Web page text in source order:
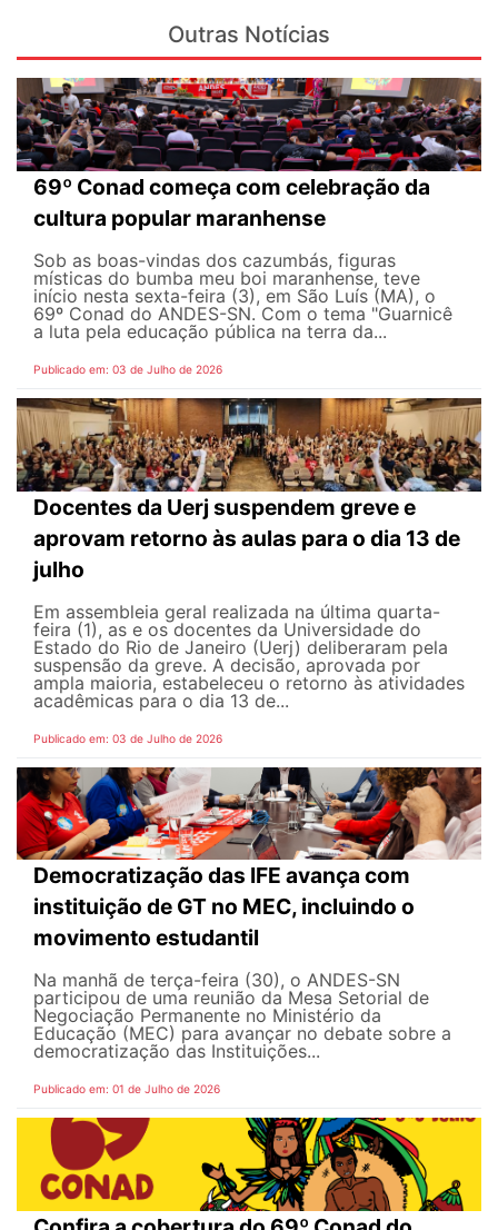
Outras Notícias
69º Conad começa com celebração da
cultura popular maranhense
Sob as boas-vindas dos cazumbás, figuras
místicas do bumba meu boi maranhense, teve
início nesta sexta-feira (3), em São Luís (MA), o
69º Conad do ANDES-SN. Com o tema "Guarnicê
a luta pela educação pública na terra da...
Publicado em: 03 de Julho de 2026
Docentes da Uerj suspendem greve e
aprovam retorno às aulas para o dia 13 de
julho
Em assembleia geral realizada na última quarta-
feira (1), as e os docentes da Universidade do
Estado do Rio de Janeiro (Uerj) deliberaram pela
suspensão da greve. A decisão, aprovada por
ampla maioria, estabeleceu o retorno às atividades
acadêmicas para o dia 13 de...
Publicado em: 03 de Julho de 2026
Democratização das IFE avança com
instituição de GT no MEC, incluindo o
movimento estudantil
Na manhã de terça-feira (30), o ANDES-SN
participou de uma reunião da Mesa Setorial de
Negociação Permanente no Ministério da
Educação (MEC) para avançar no debate sobre a
democratização das Instituições...
Publicado em: 01 de Julho de 2026